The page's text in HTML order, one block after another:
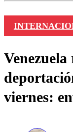
viernes: